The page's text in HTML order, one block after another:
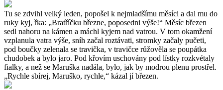
Tu se zdvihl velký leden, popošel k nejmladšímu měsíci a dal mu do
ruky kyj, řka: „Bratříčku březne, poposedni výše!“ Měsíc březen
sedl nahoru na kámen a máchl kyjem nad vatrou. V tom okamžení
vzplanula vatra výše, sníh začal roztávati, stromky začaly pučeti,
pod boučky zelenala se travička, v travičce růžověla se poupátka
chudobek a bylo jaro. Pod křovím uschovány pod lístky rozkvétaly
fialky, a než se Maruška nadála, bylo, jak by modrou plenu prostřel.
„Rychle sbírej, Maruško, rychle,“ kázal jí březen.